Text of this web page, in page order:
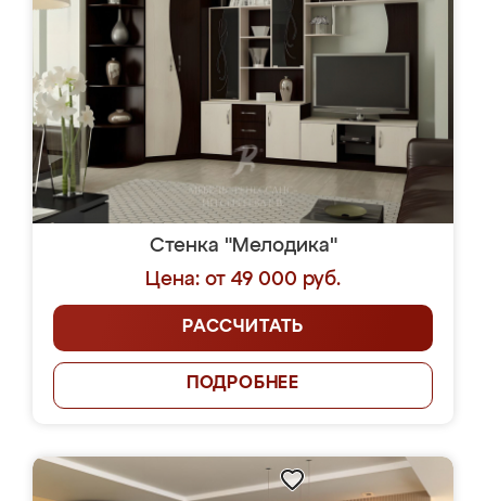
Стенка "Мелодика"
Цена: от 49 000 руб.
РАССЧИТАТЬ
ПОДРОБНЕЕ